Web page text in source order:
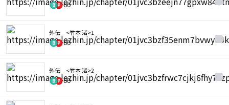
60
外伝 <竹本 渚>1
60
外伝 <竹本 渚>2
60